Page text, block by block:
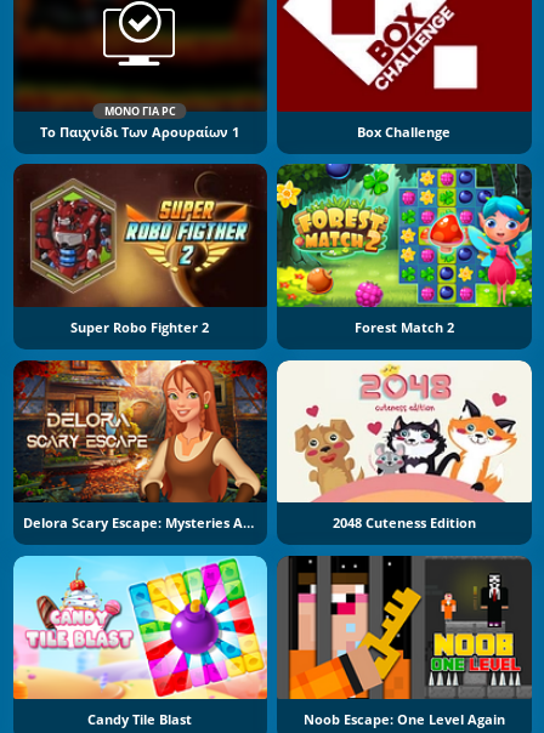
ΜΌΝΟ ΓΙΑ PC
Το Παιχνίδι Των Αρουραίων 1 Box Challenge
Super Robo Fighter 2 Forest Match 2
Delora Scary Escape: Mysteries Adventure 2048 Cuteness Edition
Candy Tile Blast Noob Escape: One Level Again